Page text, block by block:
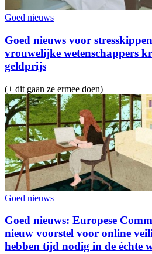
Goed nieuws
Goed nieuws voor
vrouwelijke wetenschappers
geldprijs
(+ dit gaan ze ermee doen)
Goed nieuws
Goed nieuws: Europese
nieuw voorstel voor online
hebben tijd nodig in de échte